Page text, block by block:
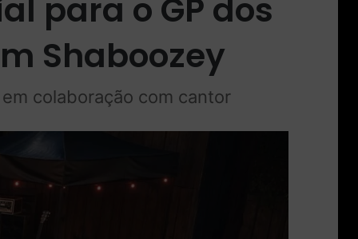
para o GP dos
Shaboozey
colaboração com cantor